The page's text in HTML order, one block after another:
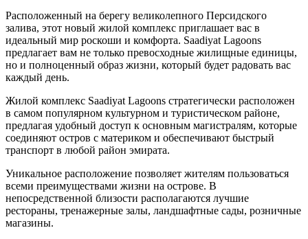
Расположенный на берегу великолепного Персидского
залива, этот новый жилой комплекс приглашает вас в
идеальный мир роскоши и комфорта. Saadiyat Lagoons
предлагает вам не только превосходные жилищные единицы,
но и полноценный образ жизни, который будет радовать вас
каждый день.
Жилой комплекс Saadiyat Lagoons стратегически расположен
в самом популярном культурном и туристическом районе,
предлагая удобный доступ к основным магистралям, которые
соединяют остров с материком и обеспечивают быстрый
транспорт в любой район эмирата.
Уникальное расположение позволяет жителям пользоваться
всеми преимуществами жизни на острове. В
непосредственной близости располагаются лучшие
рестораны, тренажерные залы, ландшафтные сады, розничные
магазины.